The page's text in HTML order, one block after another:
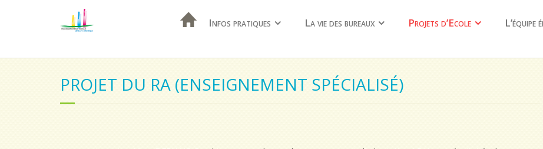
Infos pratiques La vie des bureaux Projets d’Ecole L’équipe
PROJET DU RA (ENSEIGNEMENT SPÉCIALISÉ)